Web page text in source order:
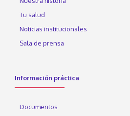
Tu salud
Noticias institucionales
Sala de prensa
Información práctica
Documentos